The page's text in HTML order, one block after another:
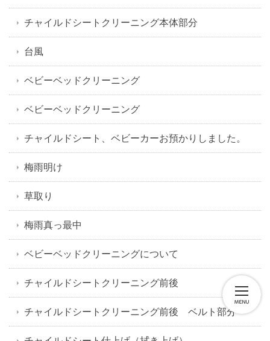
チャイルドシートクリーニング本体部分
台風
ベビーベッドクリーニング
ベビーベッドクリーニング
チャイルドシート、ベビーカーお預かりしました。
梅雨明け
草取り
梅雨真っ最中
ベビーベッドクリーニングについて
チャイルドシートクリーニング前後
チャイルドシートクリーニング前後 ベルト部分